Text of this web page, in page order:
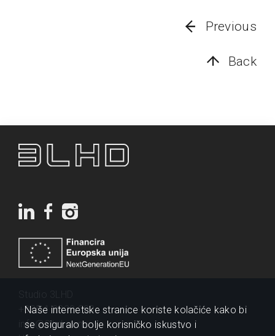
Previous
Back
+385 1 2320 200
info@3lhd.com
Naše internetske stranice koriste kolačiće kako bi
se osiguralo bolje korisničko iskustvo i